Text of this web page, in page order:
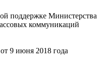
поддержке Министерства
коммуникаций
9 июня 2018 года